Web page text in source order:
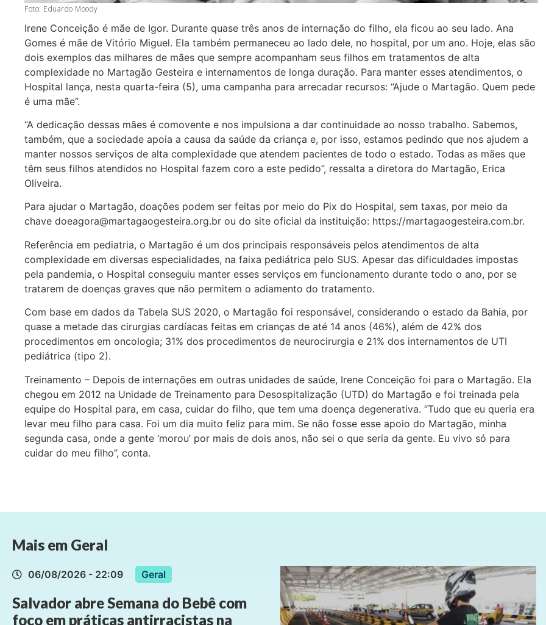
Foto: Eduardo Moody
Irene Conceição é mãe de Igor. Durante quase três anos de internação do filho, ela ficou ao seu lado. Ana
Gomes é mãe de Vitório Miguel. Ela também permaneceu ao lado dele, no hospital, por um ano. Hoje, elas são
dois exemplos das milhares de mães que sempre acompanham seus filhos em tratamentos de alta
complexidade no Martagão Gesteira e internamentos de longa duração. Para manter esses atendimentos, o
Hospital lança, nesta quarta-feira (5), uma campanha para arrecadar recursos: “Ajude o Martagão. Quem pede
é uma mãe”.
“A dedicação dessas mães é comovente e nos impulsiona a dar continuidade ao nosso trabalho. Sabemos,
também, que a sociedade apoia a causa da saúde da criança e, por isso, estamos pedindo que nos ajudem a
manter nossos serviços de alta complexidade que atendem pacientes de todo o estado. Todas as mães que
têm seus filhos atendidos no Hospital fazem coro a este pedido”, ressalta a diretora do Martagão, Erica
Oliveira.
Para ajudar o Martagão, doações podem ser feitas por meio do Pix do Hospital, sem taxas, por meio da
chave doeagora@martagaogesteira.org.br ou do site oficial da instituição: https://martagaogesteira.com.br.
Referência em pediatria, o Martagão é um dos principais responsáveis pelos atendimentos de alta
complexidade em diversas especialidades, na faixa pediátrica pelo SUS. Apesar das dificuldades impostas
pela pandemia, o Hospital conseguiu manter esses serviços em funcionamento durante todo o ano, por se
tratarem de doenças graves que não permitem o adiamento do tratamento.
Com base em dados da Tabela SUS 2020, o Martagão foi responsável, considerando o estado da Bahia, por
quase a metade das cirurgias cardíacas feitas em crianças de até 14 anos (46%), além de 42% dos
procedimentos em oncologia; 31% dos procedimentos de neurocirurgia e 21% dos internamentos de UTI
pediátrica (tipo 2).
Treinamento – Depois de internações em outras unidades de saúde, Irene Conceição foi para o Martagão. Ela
chegou em 2012 na Unidade de Treinamento para Desospitalização (UTD) do Martagão e foi treinada pela
equipe do Hospital para, em casa, cuidar do filho, que tem uma doença degenerativa. “Tudo que eu queria era
levar meu filho para casa. Foi um dia muito feliz para mim. Se não fosse esse apoio do Martagão, minha
segunda casa, onde a gente ‘morou’ por mais de dois anos, não sei o que seria da gente. Eu vivo só para
cuidar do meu filho”, conta.
Mais em Geral
06/08/2026 - 22:09 Geral
Salvador abre Semana do Bebê com
foco em práticas antirracistas na